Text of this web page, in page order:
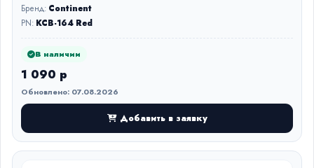
Бренд: Continent
PN: KCB-164 Red
В наличии
1 090 р
Обновлено: 07.08.2026
Добавить в заявку